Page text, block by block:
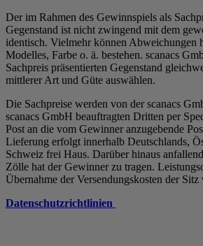
Der im Rahmen des Gewinnspiels als
Gegenstand ist nicht zwingend mit dem
identisch. Vielmehr können Abweichungen
Modelles, Farbe o. ä. bestehen. scanacs
Sachpreis präsentierten Gegenstand
mittlerer Art und Güte auswählen.
Die Sachpreise werden von der scanacs
scanacs GmbH beauftragten Dritten per
Post an die vom Gewinner anzugebende
Lieferung erfolgt innerhalb Deutschlands,
Schweiz frei Haus. Darüber hinaus
Zölle hat der Gewinner zu tragen.
Übernahme der Versendungskosten der
Datenschutzrichtlinien